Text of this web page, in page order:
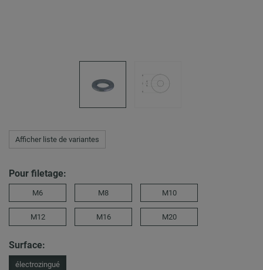
Afficher liste de variantes
Pour filetage:
M6 M8 M10
M12 M16 M20
Surface:
électrozingué